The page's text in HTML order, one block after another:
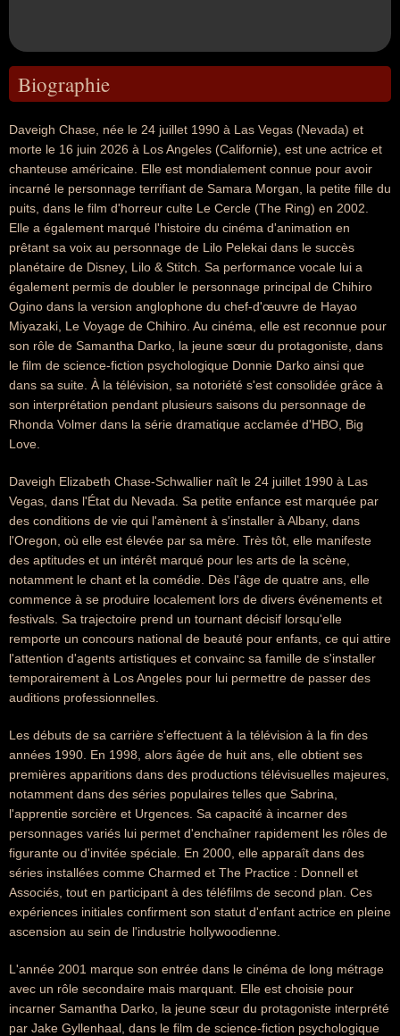
Biographie
Daveigh Chase, née le 24 juillet 1990 à Las Vegas (Nevada) et
morte le 16 juin 2026 à Los Angeles (Californie), est une actrice et
chanteuse américaine. Elle est mondialement connue pour avoir
incarné le personnage terrifiant de Samara Morgan, la petite fille du
puits, dans le film d'horreur culte Le Cercle (The Ring) en 2002.
Elle a également marqué l'histoire du cinéma d'animation en
prêtant sa voix au personnage de Lilo Pelekai dans le succès
planétaire de Disney, Lilo & Stitch. Sa performance vocale lui a
également permis de doubler le personnage principal de Chihiro
Ogino dans la version anglophone du chef-d'œuvre de Hayao
Miyazaki, Le Voyage de Chihiro. Au cinéma, elle est reconnue pour
son rôle de Samantha Darko, la jeune sœur du protagoniste, dans
le film de science-fiction psychologique Donnie Darko ainsi que
dans sa suite. À la télévision, sa notoriété s'est consolidée grâce à
son interprétation pendant plusieurs saisons du personnage de
Rhonda Volmer dans la série dramatique acclamée d'HBO, Big
Love.
Daveigh Elizabeth Chase-Schwallier naît le 24 juillet 1990 à Las
Vegas, dans l'État du Nevada. Sa petite enfance est marquée par
des conditions de vie qui l'amènent à s'installer à Albany, dans
l'Oregon, où elle est élevée par sa mère. Très tôt, elle manifeste
des aptitudes et un intérêt marqué pour les arts de la scène,
notamment le chant et la comédie. Dès l'âge de quatre ans, elle
commence à se produire localement lors de divers événements et
festivals. Sa trajectoire prend un tournant décisif lorsqu'elle
remporte un concours national de beauté pour enfants, ce qui attire
l'attention d'agents artistiques et convainc sa famille de s'installer
temporairement à Los Angeles pour lui permettre de passer des
auditions professionnelles.
Les débuts de sa carrière s'effectuent à la télévision à la fin des
années 1990. En 1998, alors âgée de huit ans, elle obtient ses
premières apparitions dans des productions télévisuelles majeures,
notamment dans des séries populaires telles que Sabrina,
l'apprentie sorcière et Urgences. Sa capacité à incarner des
personnages variés lui permet d'enchaîner rapidement les rôles de
figurante ou d'invitée spéciale. En 2000, elle apparaît dans des
séries installées comme Charmed et The Practice : Donnell et
Associés, tout en participant à des téléfilms de second plan. Ces
expériences initiales confirment son statut d'enfant actrice en pleine
ascension au sein de l'industrie hollywoodienne.
L'année 2001 marque son entrée dans le cinéma de long métrage
avec un rôle secondaire mais marquant. Elle est choisie pour
incarner Samantha Darko, la jeune sœur du protagoniste interprété
par Jake Gyllenhaal, dans le film de science-fiction psychologique